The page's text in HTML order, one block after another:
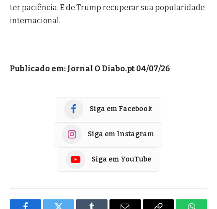
ter paciência. E de Trump recuperar sua popularidade
internacional.
Publicado em: Jornal O Diabo.pt 04/07/26
Siga em Facebook
Siga em Instagram
Siga em YouTube